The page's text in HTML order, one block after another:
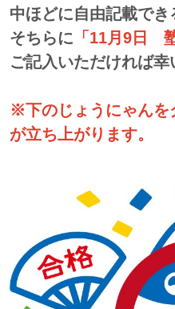
中ほどに自由記載でき
そちらに 「11月9日
ご記入いただければ幸
※下のじょうにゃんを
が立ち上がります。